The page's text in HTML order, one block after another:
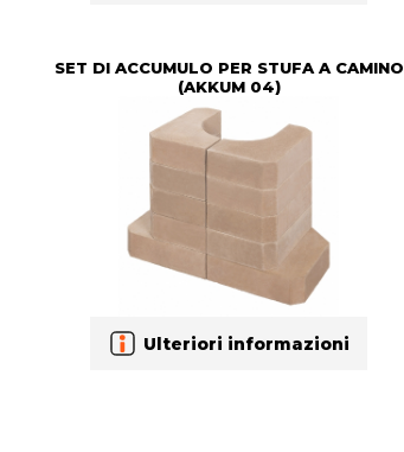
SET DI ACCUMULO PER STUFA A CAMINO
(AKKUM 04)
Ulteriori informazioni